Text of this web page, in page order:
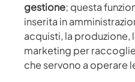
gestione; questa
inserita in
acquisti, la produzione,
marketing per
che servono a operare